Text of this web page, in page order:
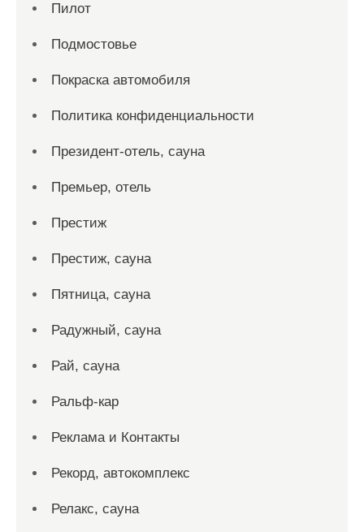
Пилот
Подмостовье
Покраска автомобиля
Политика конфиденциальности
Президент-отель, сауна
Премьер, отель
Престиж
Престиж, сауна
Пятница, сауна
Радужный, сауна
Рай, сауна
Ральф-кар
Реклама и Контакты
Рекорд, автокомплекс
Релакс, сауна